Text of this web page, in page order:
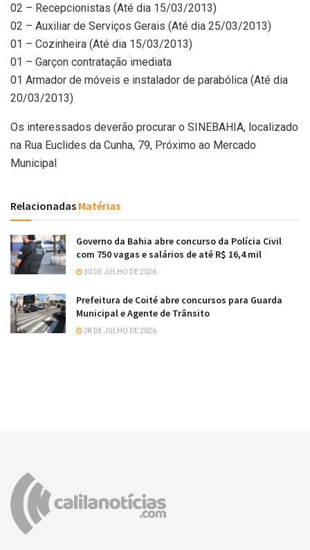
02 – Recepcionistas (Até dia 15/03/2013)
02 – Auxiliar de Serviços Gerais (Até dia 25/03/2013)
01 – Cozinheira (Até dia 15/03/2013)
01 – Garçon contratação imediata
01 Armador de móveis e instalador de parabólica (Até dia
20/03/2013)
Os interessados deverão procurar o SINEBAHIA, localizado
na Rua Euclides da Cunha, 79, Próximo ao Mercado
Municipal
Relacionadas Matérias
Governo da Bahia abre concurso da Polícia Civil
com 750 vagas e salários de até R$ 16,4 mil
30 DE JULHO DE 2026
Prefeitura de Coité abre concursos para Guarda
Municipal e Agente de Trânsito
28 DE JULHO DE 2026